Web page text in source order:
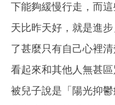
下能夠緩慢行走，而
天比昨天好，就是進
了甚麼只有自己心裡
看起來和其他人無甚
被兒子說是「陽光抑